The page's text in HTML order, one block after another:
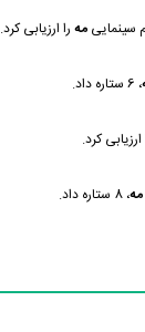
سینمایی مه را ارزیابی کرد.
، 6 ستاره داد.
ارزیابی کرد.
مه، 8 ستاره داد.